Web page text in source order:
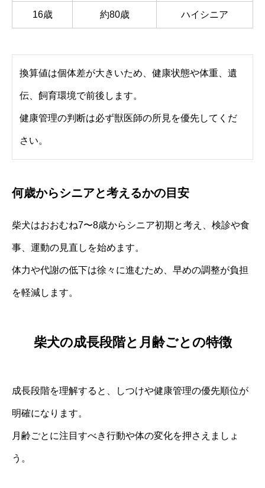
16歳 約80歳 ハイシニア
換算値は個体差が大きいため、健康状態や体重、遺
伝、飼育環境で前後します。
健康管理の判断は必ず獣医師の所見を優先してくだ
さい。
何歳からシニアと考えるかの目安
柴犬はおおむね7〜8歳からシニア初期と考え、検診や食
事、運動の見直しを始めます。
体力や代謝の低下は徐々に進むため、早めの調整が負担
を軽減します。
柴犬の成長段階と月齢ごとの特徴
成長段階を理解すると、しつけや健康管理の優先順位が
明確になります。
月齢ごとに注目すべき行動や体の変化を押さえましょ
う。